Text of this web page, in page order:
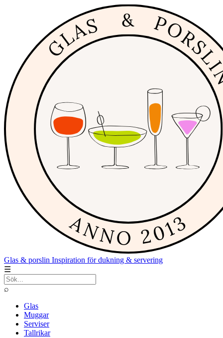
Glas & porslin Inspiration för dukning & servering
☰
⌕
Glas
Muggar
Serviser
Tallrikar